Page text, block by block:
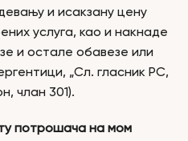
и исакзану цену
услуга, као и накнаде
и остале обавезе или
„Сл. гласник РС,
члан 301).
потрошача на мом